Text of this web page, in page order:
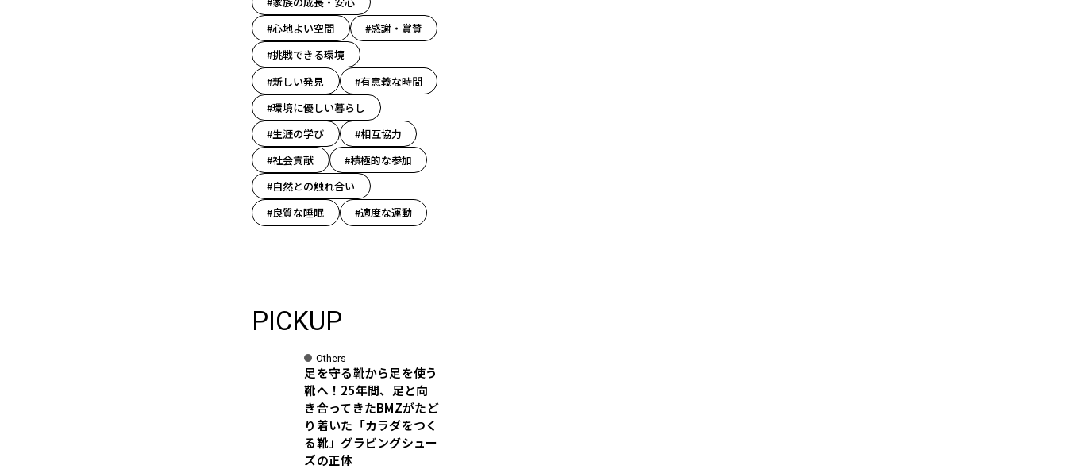
#心地よい空間
#感謝・賞賛
#挑戦できる環境
#新しい発見
#有意義な時間
#環境に優しい暮らし
#生涯の学び
#相互協力
#社会貢献
#積極的な参加
#自然との触れ合い
#良質な睡眠
#適度な運動
PICKUP
Others
足を守る靴から足を使う
靴へ！25年間、足と向
き合ってきたBMZがたど
り着いた「カラダをつく
る靴」グラビングシュー
ズの正体